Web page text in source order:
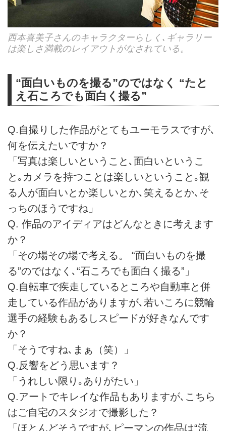
西本喜美子さんのキャラクターらしく､ギャラリー
は楽しさ満載のレイアウトがなされている。
“面白いものを撮る”のではなく “たと
え石ころでも面白く撮る”
Q.自撮りした作品がとてもユーモラスですが､
何を伝えたいですか？
「写真は楽しいということ､面白いというこ
と｡カメラを持つことは楽しいということ｡観
る人が面白いとか楽しいとか､笑えるとか､そ
っちのほうですね」
Q. 作品のアイディアはどんなときに考えます
か？
「その場その場で考える。 “面白いものを撮
る”のではなく､“石ころでも面白く撮る”」
Q.自転車で疾走しているところや自動車と併
走している作品がありますが､若いころに競輪
選手の経験もあるしスピードが好きなんです
か？
「そうですね､まぁ（笑）」
Q.反響をどう思います？
「うれしい限り｡ありがたい」
Q.アートでキレイな作品もありますが､こちら
はご自宅のスタジオで撮影した？
「ほとんどそうですが､ピーマンの作品は“流